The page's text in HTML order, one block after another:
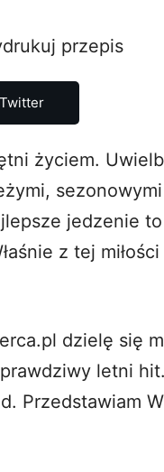
przepis
Twitter
życiem.
jedzenie
z tej
dzielę się
letni
Przedstawiam